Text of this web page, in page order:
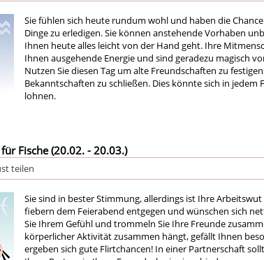
Sie fühlen sich heute rundum wohl und haben die
Dinge zu erledigen. Sie können anstehende Vorhaben
Ihnen heute alles leicht von der Hand geht. Ihre
Ihnen ausgehende Energie und sind geradezu magisch
Nutzen Sie diesen Tag um alte Freundschaften zu
Bekanntschaften zu schließen. Dies könnte sich in jedem
lohnen.
Fische (20.02. - 20.03.)
teilen
Sie sind in bester Stimmung, allerdings ist Ihre
fiebern dem Feierabend entgegen und wünschen sich
Sie Ihrem Gefühl und trommeln Sie Ihre Freunde
körperlicher Aktivität zusammen hängt, gefällt Ihnen
ergeben sich gute Flirtchancen! In einer Partnerschaft